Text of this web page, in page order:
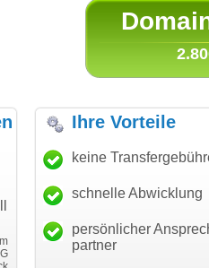
für den schnellen
und guten Service!"
Thomas Schäfer
communication GmbH
"Ich
haben.
mein
Ihre Vorteile
keine
schnelle Abwicklung
persönlicher
partner